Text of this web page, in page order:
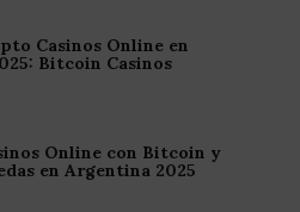
Casinos Online en
Bitcoin Casinos
Online con Bitcoin y
en Argentina 2025